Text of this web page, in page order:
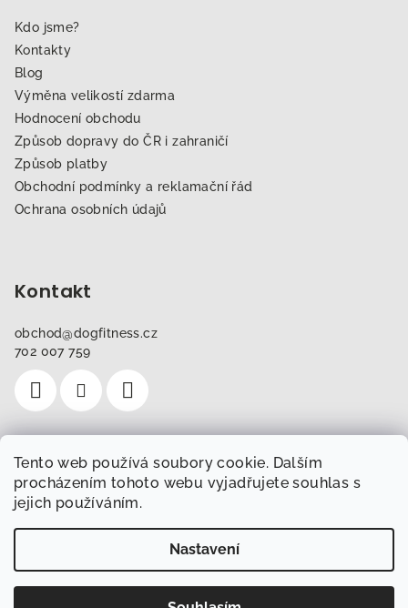
Tento web používá soubory cookie. Dalším
procházením tohoto webu vyjadřujete souhlas s
jejich používáním.
Nastavení
Kdo jsme?
Kontakty
Blog
Výměna velikostí zdarma
Hodnocení obchodu
Způsob dopravy do ČR i zahraničí
Způsob platby
Obchodní podmínky a reklamační řád
Ochrana osobních údajů
Kontakt
obchod@dogfitness.cz
702 007 759
Instagram
Sledovat na Instagramu